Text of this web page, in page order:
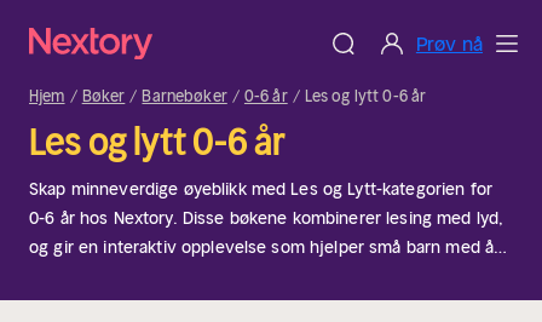
Prøv nå
Hjem Bøker Barnebøker 0-6 år Les og lytt 0-6 år
Les og lytt 0-6 år
Skap minneverdige øyeblikk med Les og Lytt-kategorien for
0-6 år hos Nextory. Disse bøkene kombinerer lesing med lyd,
og gir en interaktiv opplevelse som hjelper små barn med å
som liker å lytte til historier mens de selv følger med visuelt.